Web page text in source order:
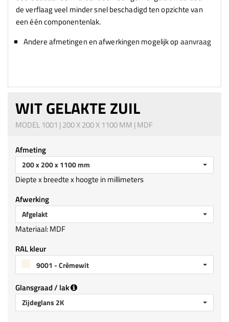
de verflaag veel minder snel beschadigd ten opzichte van
een één componentenlak.
Andere afmetingen en afwerkingen mogelijk opaanvraag
WIT GELAKTE ZUIL
MODEL 1001 | 200 X 200 X 1100 MM | MDF
Afmeting
200 x 200 x 1100 mm
Diepte x breedte x hoogte in millimeters
Afwerking
Afgelakt
Materiaal: MDF
RAL kleur
9001 - Crèmewit
Glansgraad / lak
Zijdeglans 2K